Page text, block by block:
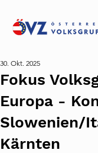
Fokus
Europa -
Slowenien/
Kärnten
30. Okt. 2025